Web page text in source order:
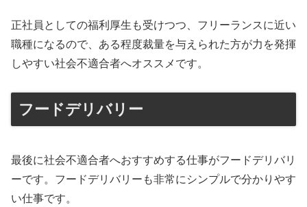
正社員としての福利厚生も受けつつ、フリーランスに近い
職種になるので、ある程度裁量を与えられた方が力を発揮
しやすい社会不適合者へオススメです。
フードデリバリー
最後に社会不適合者へおすすめする仕事がフードデリバリ
ーです。フードデリバリーも非常にシンプルで分かりやす
い仕事です。